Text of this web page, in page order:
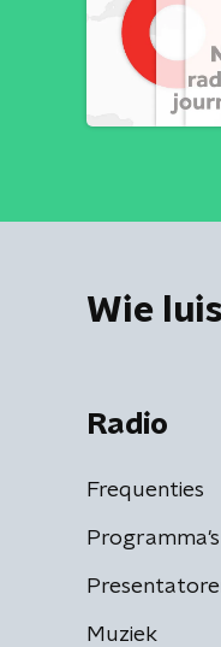
Wie
Radio
Frequenties
Programma's
Muziek